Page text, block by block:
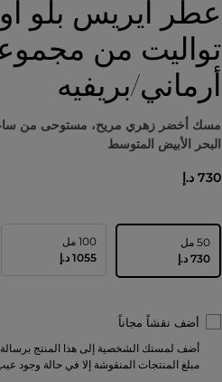
عطر آيريس بلو
تواليت من
أرماني/بريفيه
مسك أخضر زهري مريح، مستوحى من
البحر الأبيض المتوسط
730 د.إ
50 مل
⁦730⁩ د.إ
100 مل
⁦1055⁩ د.إ
أضف نقشاً مجاناً
أضف لمستك الشخصية إلى هذا المنتج برسالة.
مبلغ المنتجات المنقوشة إلا في حالة وجود